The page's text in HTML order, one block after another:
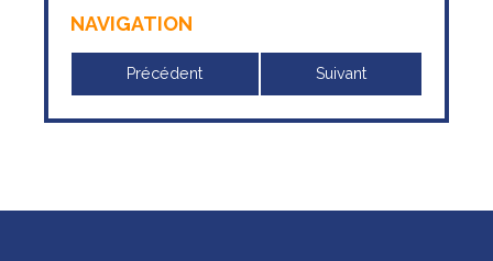
NAVIGATION
Précédent Suivant